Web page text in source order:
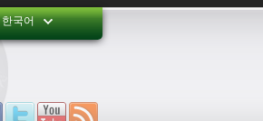
한국어